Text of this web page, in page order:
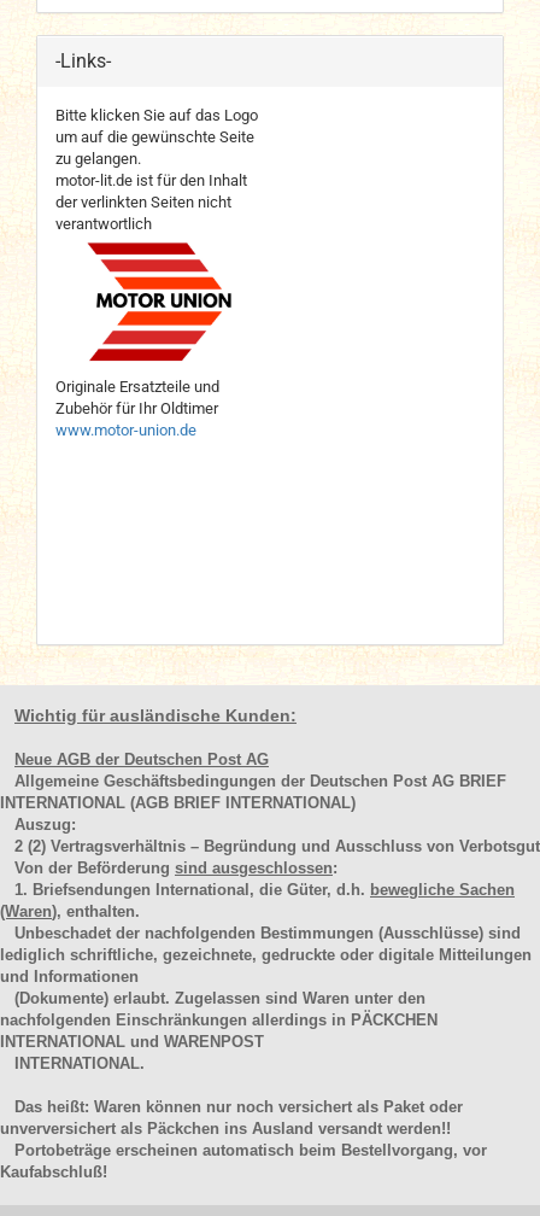
-Links-
Bitte klicken Sie auf das Logo
um auf die gewünschte Seite
zu gelangen.
motor-lit.de ist für den Inhalt
der verlinkten Seiten nicht
verantwortlich
Originale Ersatzteile und
Zubehör für Ihr Oldtimer
www.motor-union.de
Wichtig für ausländische Kunden:
Neue AGB der Deutschen Post AG
Allgemeine Geschäftsbedingungen der Deutschen Post AG BRIEF
INTERNATIONAL (AGB BRIEF INTERNATIONAL)
Auszug:
2 (2) Vertragsverhältnis – Begründung und Ausschluss von Verbotsgut
Von der Beförderung sind ausgeschlossen:
1. Briefsendungen International, die Güter, d.h. bewegliche Sachen
(Waren), enthalten.
Unbeschadet der nachfolgenden Bestimmungen (Ausschlüsse) sind
lediglich schriftliche, gezeichnete, gedruckte oder digitale Mitteilungen
und Informationen
(Dokumente) erlaubt. Zugelassen sind Waren unter den
nachfolgenden Einschränkungen allerdings in PÄCKCHEN
INTERNATIONAL und WARENPOST
INTERNATIONAL.
Das heißt: Waren können nur noch versichert als Paket oder
unverversichert als Päckchen ins Ausland versandt werden!!
Portobeträge erscheinen automatisch beim Bestellvorgang, vor
Kaufabschluß!